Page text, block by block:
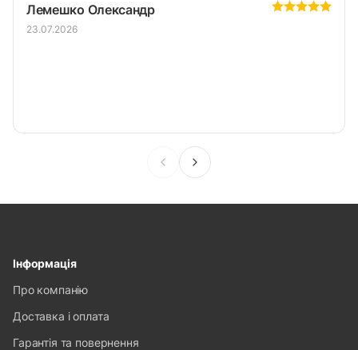
Лемешко Олександр
23.07.2026
Інформація
Про компанію
Доставка і оплата
Гарантія та повернення